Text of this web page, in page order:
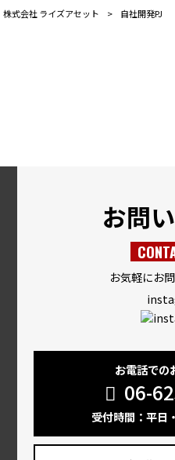
株式会社 ライズアセット > 自社開発PJ
お問
お気軽にお
お電話での
06-
受付時間：平日